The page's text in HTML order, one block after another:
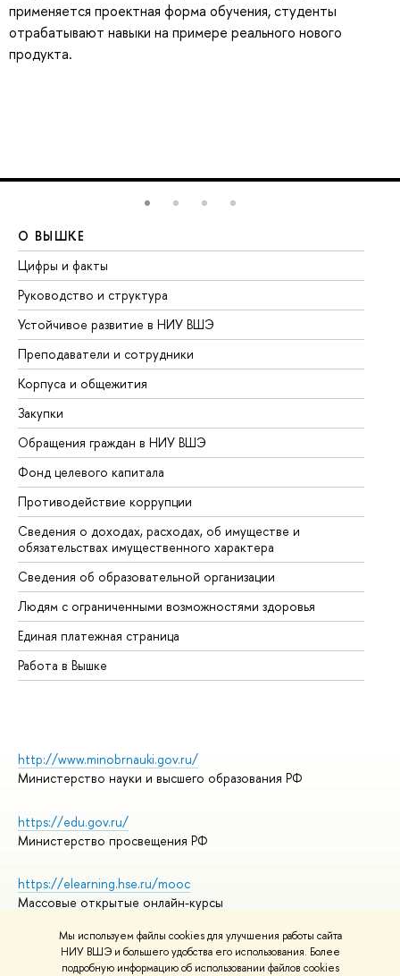
Мы используем файлы cookies для улучшения работы сайта
НИУ ВШЭ и большего удобства его использования. Более
подробную информацию об использовании файлов cookies
применяется проектная форма обучения, студенты
отрабатывают навыки на примере реального нового
продукта.
О ВЫШКЕ
Цифры и факты
Руководство и структура
Устойчивое развитие в НИУ ВШЭ
Преподаватели и сотрудники
Корпуса и общежития
Закупки
Обращения граждан в НИУ ВШЭ
Фонд целевого капитала
Противодействие коррупции
Сведения о доходах, расходах, об имуществе и
обязательствах имущественного характера
Сведения об образовательной организации
Людям с ограниченными возможностями здоровья
Единая платежная страница
Работа в Вышке
http://www.minobrnauki.gov.ru/
Министерство науки и высшего образования РФ
https://edu.gov.ru/
Министерство просвещения РФ
https://elearning.hse.ru/mooc
Массовые открытые онлайн-курсы
© НИУ ВШЭ 1993–2026 Адреса и контакты